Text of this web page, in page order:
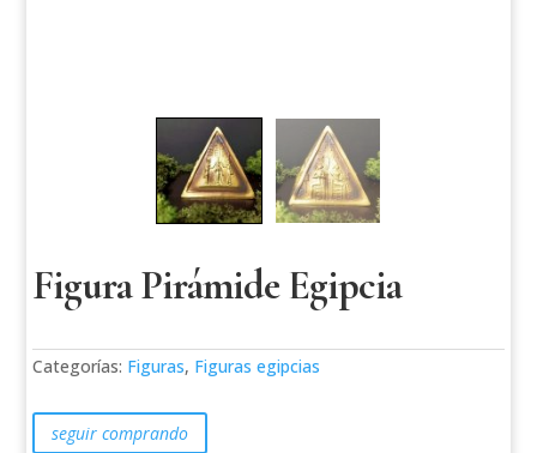
Figura Pirámide Egipcia
Categorías: Figuras, Figuras egipcias
seguir comprando